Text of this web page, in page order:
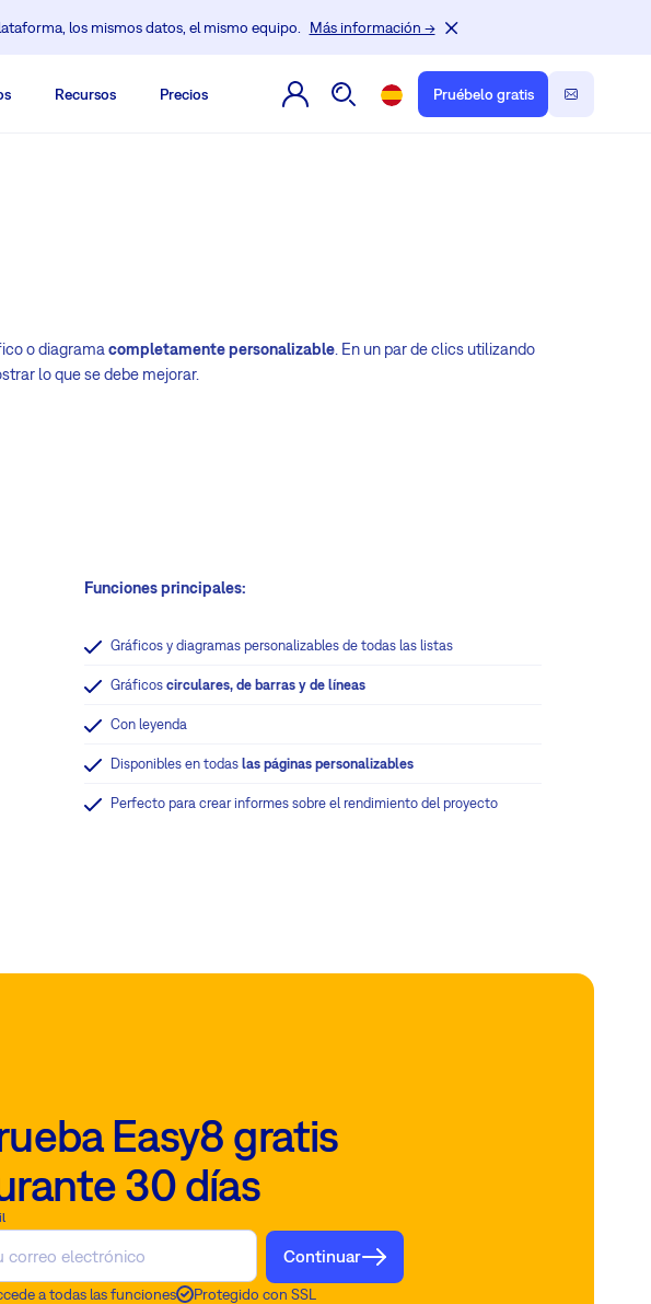
los mismos datos, el mismo equipo. Más información →
Recursos Precios Pruébelo gratis
o diagrama completamente personalizable. En un par de clics utilizando
lo que se debe mejorar.
Funciones principales:
Gráficos y diagramas personalizables de todas las listas
Gráficoscirculares, de barras y de líneas
Con leyenda
Disponibles en todaslas páginas personalizables
Perfecto para crear informes sobre el rendimiento del proyecto
Easy8 gratis
30 días
Continuar
a todas las funciones
Protegido con SSL